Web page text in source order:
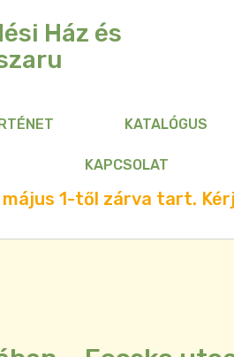
Ház és
KATALÓGUS
KAPCSOLAT
1-től zárva tart.